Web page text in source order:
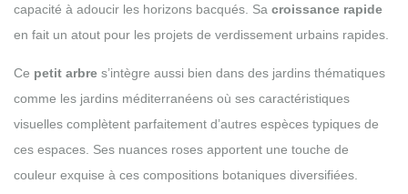
capacité à adoucir les horizons bacqués. Sa croissance rapide
en fait un atout pour les projets de verdissement urbains rapides.
Ce petit arbre s’intègre aussi bien dans des jardins thématiques
comme les jardins méditerranéens où ses caractéristiques
visuelles complètent parfaitement d’autres espèces typiques de
ces espaces. Ses nuances roses apportent une touche de
couleur exquise à ces compositions botaniques diversifiées.